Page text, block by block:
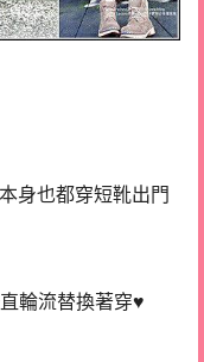
身也都穿短靴出門
輪流替換著穿♥